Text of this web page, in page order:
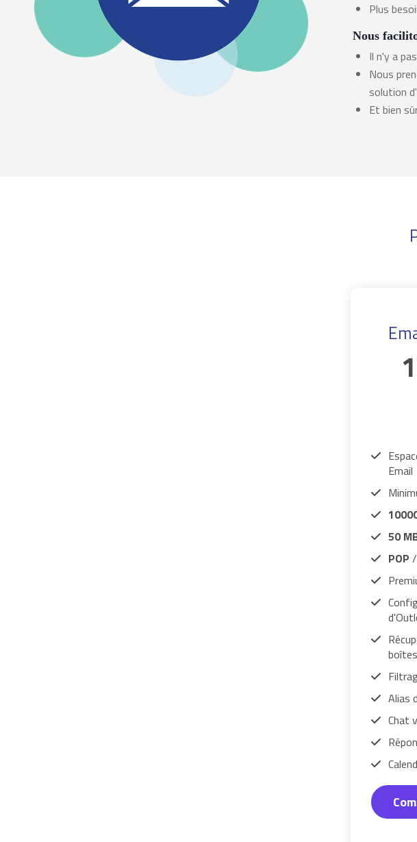
Plus
Nous
BodyIl n'y a
Nous
solution
Et bien
Email
50
POP /
Alias
Chat